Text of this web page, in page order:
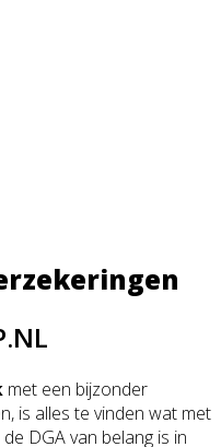
met een bijzonder
is alles te vinden wat met
DGA van belang is in